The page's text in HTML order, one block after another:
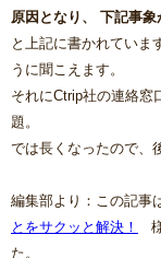
原因となり、 下記事象
と上記に書かれていま
うに聞こえます。
それにCtrip社の連絡
題。
では長くなったので、
編集部より：この記事
とをサクッと解決！
た。